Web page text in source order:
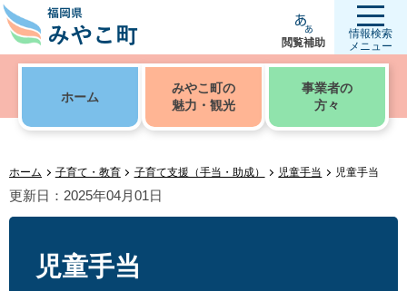
閲覧補助
情報検索
メニュー
ホーム
みやこ町の
魅力・観光
事業者の
方々
ホーム 子育て・教育 子育て支援（手当・助成） 児童手当 児童手当
更新日：2025年04月01日
児童手当